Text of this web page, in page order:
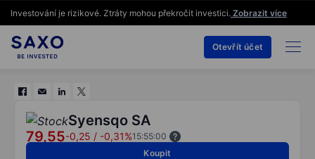
Investování je rizikové. Ztráty mohou překročit investici. Zobrazit více
Otevřít účet
Syensqo SA
79,55-0,25 / -0,31%15:55:00
Koupit